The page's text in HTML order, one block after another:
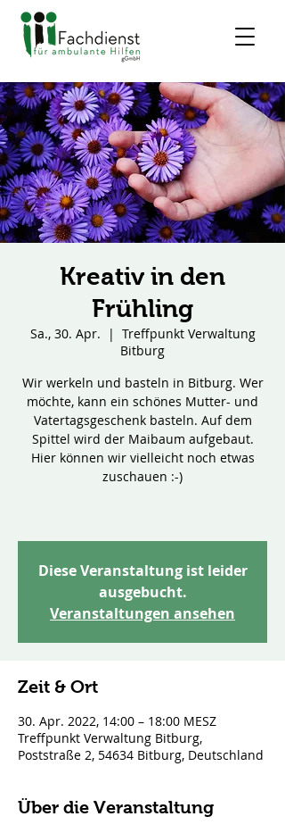
Kreativ in den
Frühling
Sa., 30. Apr.
  |
Treffpunkt Verwaltung
Bitburg
Wir werkeln und basteln in Bitburg. Wer
möchte, kann ein schönes Mutter- und
Vatertagsgeschenk basteln. Auf dem
Spittel wird der Maibaum aufgebaut.
Hier können wir vielleicht noch etwas
zuschauen :-)
Diese Veranstaltung ist leider
ausgebucht.
Veranstaltungen ansehen
Zeit & Ort
30. Apr. 2022, 14:00 – 18:00 MESZ
Treffpunkt Verwaltung Bitburg,
Poststraße 2, 54634 Bitburg, Deutschland
Über die Veranstaltung